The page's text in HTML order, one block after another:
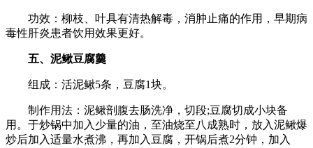
功效：柳枝、叶具有清热解毒，消肿止痛的作用，早期病
毒性肝炎患者饮用效果更好。
五、泥鳅豆腐羹
组成：活泥鳅5条，豆腐1块。
制作用法：泥鳅剖腹去肠洗净，切段;豆腐切成小块备
用。于炒锅中加入少量的油，至油烧至八成熟时，放入泥鳅爆
炒后加入适量水煮沸，再加入豆腐，开锅后煮2分钟，加入